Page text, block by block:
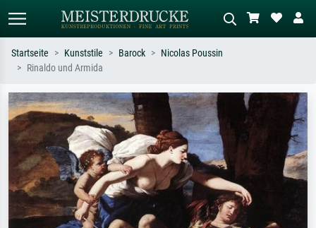
Suchen Sie nach Künstlern, Werktiteln
oder Stilen – z.B. Monet,
Sternennacht, Impressionismus, Welle
Hokusai, Akt.
Beschreiben Sie die Szene – z.B. Grüne
Wiese, Abstrakt mit viel Rot, Dunkles
Ölgemälde, Stehender Akt neben einem
Baum.
Startseite Kunststile Barock
Nicolas Poussin
Rinaldo und Armida